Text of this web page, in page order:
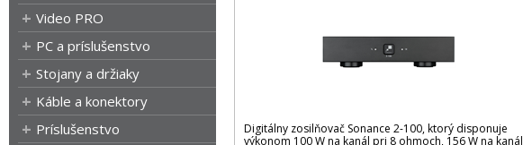
Video PRO
PC a príslušenstvo
Stojany a držiaky
Káble a konektory
Príslušenstvo
Digitálny zosilňovač Sonance 2-100, ktorý disponuje
výkonom 100 W na kanál pri 8 ohmoch, 156 W na kanál